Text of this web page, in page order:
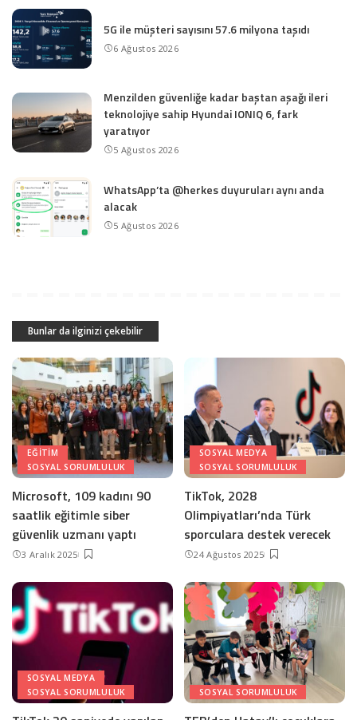
5G ile müşteri sayısını 57.6 milyona taşıdı
6 Ağustos 2026
Menzilden güvenliğe kadar baştan aşağı ileri
teknolojiye sahip Hyundai IONIQ 6, fark
yaratıyor
5 Ağustos 2026
WhatsApp’ta @herkes duyuruları aynı anda
alacak
5 Ağustos 2026
Bunlar da ilginizi çekebilir
EĞITIM
SOSYAL SORUMLULUK
Microsoft, 109 kadını 90
saatlik eğitimle siber
güvenlik uzmanı yaptı
3 Aralık 2025
SOSYAL MEDYA
SOSYAL SORUMLULUK
TikTok, 2028
Olimpiyatları’nda Türk
sporculara destek verecek
24 Ağustos 2025
SOSYAL MEDYA
SOSYAL SORUMLULUK
SOSYAL SORUMLULUK